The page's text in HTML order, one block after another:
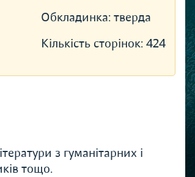
Обкладинка: тверда
Кількість сторінок: 424
з гуманітарних і
тощо.